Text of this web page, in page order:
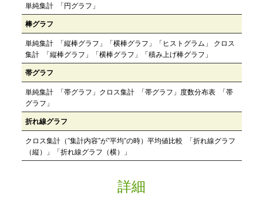
単純集計 「円グラフ」
棒グラフ
単純集計 「縦棒グラフ」「横棒グラフ」「ヒストグラム」 クロス
集計 「縦棒グラフ」「横棒グラフ」「積み上げ棒グラフ」
帯グラフ
単純集計 「帯グラフ」クロス集計 「帯グラフ」度数分布表 「帯
グラフ」
折れ線グラフ
クロス集計（”集計内容”が”平均”の時）平均値比較 「折れ線グラフ
（縦）」「折れ線グラフ（横）」
詳細